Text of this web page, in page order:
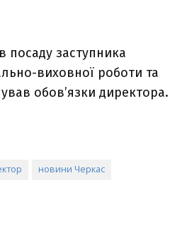
посаду заступника
виховної роботи та
обовʼязки директора.
новини Черкас